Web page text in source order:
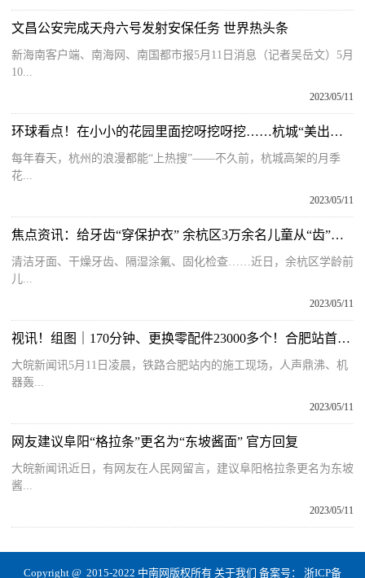
文昌公安完成天舟六号发射安保任务 世界热头条
新海南客户端、南海网、南国都市报5月11日消息（记者吴岳文）5月
10...
2023/05/11
环球看点！在小小的花园里面挖呀挖呀挖……杭城“美出圈”的高架月季“穿越”到了老旧小区
每年春天，杭州的浪漫都能“上热搜”——不久前，杭城高架的月季
花...
2023/05/11
焦点资讯：给牙齿“穿保护衣” 余杭区3万余名儿童从“齿”开始守护健康
清洁牙面、干燥牙齿、隔湿涂氟、固化检查……近日，余杭区学龄前
儿...
2023/05/11
视讯！组图｜170分钟、更换零配件23000多个！合肥站首次机械化更换长钢轨
大皖新闻讯5月11日凌晨，铁路合肥站内的施工现场，人声鼎沸、机
器轰...
2023/05/11
网友建议阜阳“格拉条”更名为“东坡酱面” 官方回复
大皖新闻讯近日，有网友在人民网留言，建议阜阳格拉条更名为东坡
酱...
2023/05/11
Copyright @ 2015-2022 中南网版权所有 关于我们 备案号： 浙ICP备